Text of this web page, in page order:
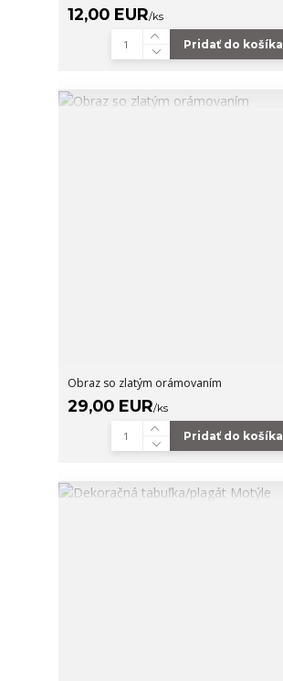
12,00 EUR/ks
Pridať do košíka
Obraz so zlatým orámovaním
29,00 EUR/ks
Pridať do košíka